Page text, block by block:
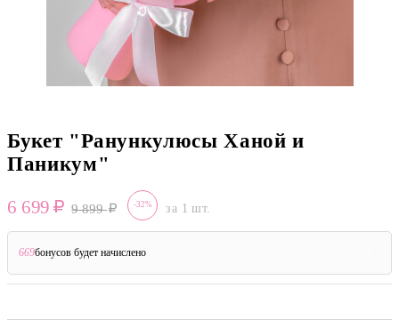
Букет "Ранункулюсы Ханой и
Паникум"
6 699 9 899 -32% за 1 шт.
669бонусов будет начислено